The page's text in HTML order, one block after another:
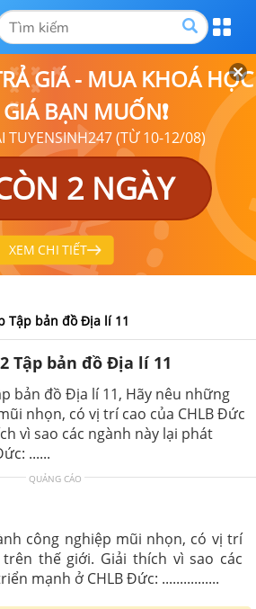
GIÁ - MUA KHOÁ HỌC
BẠN MUỐN❗
TUYENSINH247 (TỪ 10-12/08)
2 NGÀY
XEM CHI TIẾT
Tập bản đồ Địa lí 11
Tập bản đồ Địa lí 11
bản đồ Địa lí 11, Hãy nêu những
nhọn, có vị trí cao của CHLB Đức
vì sao các ngành này lại phát
......
QUẢNG CÁO
công nghiệp mũi nhọn, có vị trí
thế giới. Giải thích vì sao các
mạnh ở CHLB Đức: ................